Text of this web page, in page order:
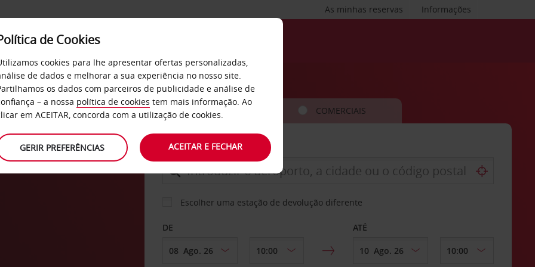
Informações
As minhas reservas
SERVIÇOS EMPRESAS
CARRO COMERCIAIS
LEVANTAR EM
Escolher uma estação de devolução diferente
DE ATÉ
de Cookies
cookies para lhe apresentar ofertas personalizadas,
de dados e melhorar a sua experiência no nosso site.
os dados com parceiros de publicidade e análise de
– a nossa política de cookies tem mais informação. Ao
em ACEITAR, concorda com a utilização de cookies.
GERIR PREFERÊNCIAS ACEITAR E FECHAR